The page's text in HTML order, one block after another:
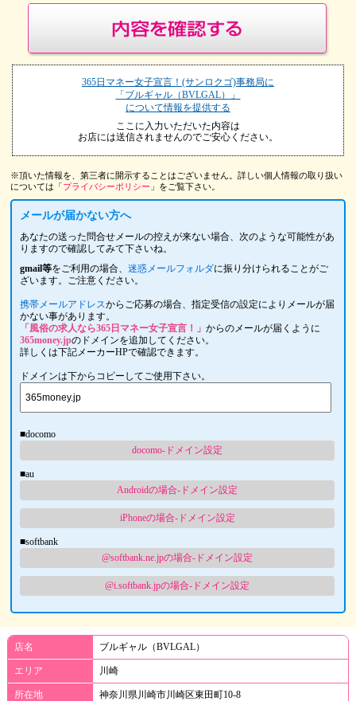
365日マネー女子宣言！(サンロクゴ)事務局に
「ブルギャル（BVLGAL）」
について情報を提供する
ここに入力いただいた内容は
お店には送信されませんのでご安心ください。
※頂いた情報を、第三者に開示することはございません。詳しい個人情報の取り扱い
については「プライバシーポリシー 」をご覧下さい。
メールが届かない方へ
あなたの送った問合せメールの控えが来ない場合、次のような可能性があ
りますので確認してみて下さいね。
gmail等をご利用の場合、迷惑メールフォルダに振り分けられることがご
ざいます。ご注意ください。
携帯メールアドレスからご応募の場合、指定受信の設定によりメールが届
かない事があります。
「風俗の求人なら365日マネー女子宣言！」からのメールが届くように
365money.jpのドメインを追加してください。
詳しくは下記メーカーHPで確認できます。
ドメインは下からコピーしてご使用下さい。
■docomo
docomo-ドメイン設定
■au
Androidの場合-ドメイン設定
iPhoneの場合-ドメイン設定
■softbank
@softbank.ne.jpの場合-ドメイン設定
@i.softbank.jpの場合-ドメイン設定
店名 ブルギャル（BVLGAL）
エリア 川崎
所在地 神奈川県川崎市川崎区東田町10-8